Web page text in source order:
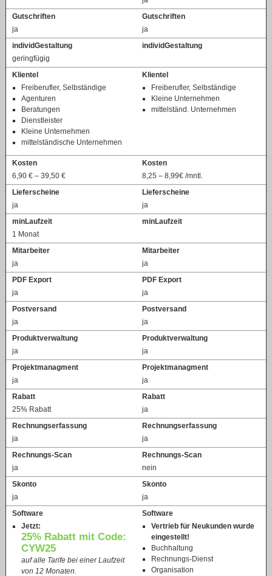
Gutschriften
ja
Gutschriften
ja
individGestaltung
geringfügig
individGestaltung
Klientel
Freiberufler, Selbständige
Agenturen
Beratungen
Dienstleister
Kleine Unternehmen
mittelständische Unternehmen
Klientel
Freiberufler, Selbständige
Kleine Unternehmen
mittelständ. Unternehmen
Kosten
6,90 € – 39,50 €
Kosten
8,25 – 8,99€ /mntl.
Lieferscheine
ja
Lieferscheine
ja
minLaufzeit
1 Monat
minLaufzeit
Mitarbeiter
ja
Mitarbeiter
ja
PDF Export
ja
PDF Export
ja
Postversand
ja
Postversand
ja
Produktverwaltung
ja
Produktverwaltung
ja
Projektmanagment
ja
Projektmanagment
ja
Rabatt
25% Rabatt
Rabatt
ja
Rechnungserfassung
ja
Rechnungserfassung
ja
Rechnungs-Scan
ja
Rechnungs-Scan
nein
Skonto
ja
Skonto
ja
Software
Jetzt:
25% Rabatt mit Code:
CYW25
auf alle Tarife bei einer Laufzeit
von 12 Monaten.
Software
Vertrieb für Neukunden wurde
eingestellt!
Buchhaltung
Rechnungs-Dienst
Organisation